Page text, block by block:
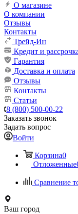
О магазине
О компании
Отзывы
Контакты
Трейд-Ин
Кредит и
Гарантия
Доставка и оплата
Отзывы
Контакты
Статьи
8 (800) 500-00-22
Заказать звонок
Задать вопрос
Войти
Корзина0
Отложенные
Сравнение
Ваш город